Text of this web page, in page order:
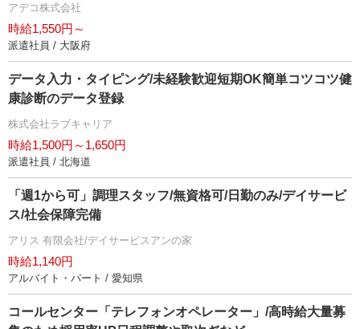
アデコ株式会社
時給1,550円～
派遣社員 / 大阪府
データ入力・タイピング/未経験歓迎短期OK簡単コツコツ健
康診断のデータ登録
株式会社ラブキャリア
時給1,500円～1,650円
派遣社員 / 北海道
「週1から可」調理スタッフ/無資格可/日勤のみ/デイサービ
ス/社会保障完備
アリス 有限会社/デイサービスアンの家
時給1,140円
アルバイト・パート / 愛知県
コールセンター「テレフォンオペレーター」/高時給大量募